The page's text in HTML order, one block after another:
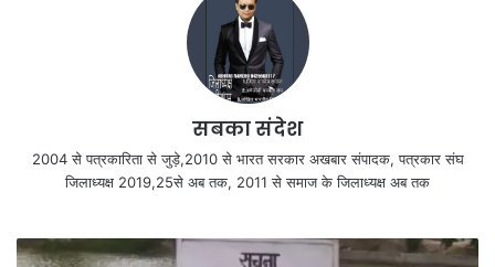
सबका संदेश
2004 से पत्रकारिता से जुड़े,2010 से भारत सरकार अखबार संपादक, पत्रकार संघ
जिलाध्यक्ष 2019,25से अब तक, 2011 से समाज के जिलाध्यक्ष अब तक